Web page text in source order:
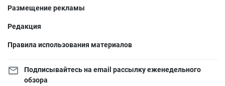
Размещение рекламы
Редакция
Правила использования материалов
Подписывайтесь на email рассылку еженедельного
обзора